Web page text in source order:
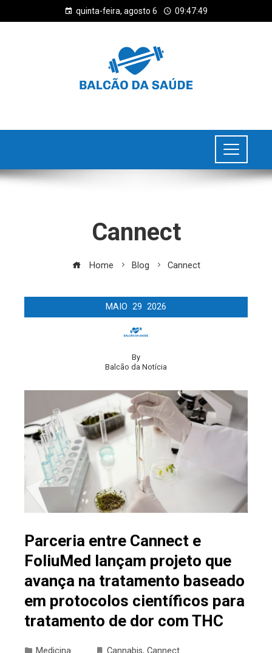
quinta-feira, agosto 6 09:47:50
Cannect
Home Blog Cannect
MAIO 29 2026
By
Balcão da Notícia
Parceria entre Cannect e
FoliuMed lançam projeto que
avança na tratamento baseado
em protocolos científicos para
tratamento de dor com THC